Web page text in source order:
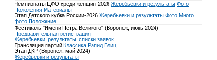
Чемпионаты ЦФО среди женщин-2026 Жеребьевки и результаты Фото
Положения Материалы
Этап Детского кубка России-2026 Жеребьевки и результаты Фото Много
фото Положение
Фестиваль "Имени Петра Великого" (Воронеж, июнь 2024)
Предварительная регистрация
Жеребьевки, результаты, списки заявок
Трансляция партий Классика Рапид Блиц
Этап ДКР (Воронеж, май 2024)
Жеребьевки и результаты